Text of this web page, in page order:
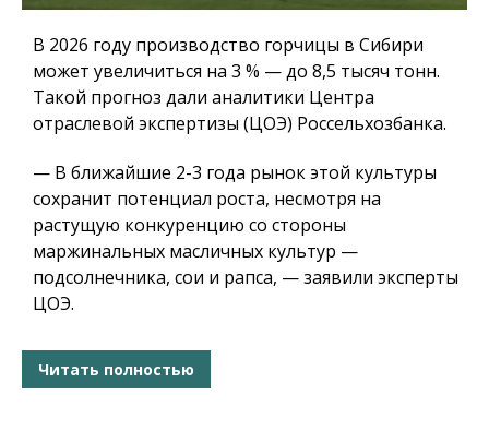
В 2026 году производство горчицы в Сибири
может увеличиться на 3 % — до 8,5 тысяч тонн.
Такой прогноз дали аналитики Центра
отраслевой экспертизы (ЦОЭ) Россельхозбанка.
— В ближайшие 2-3 года рынок этой культуры
сохранит потенциал роста, несмотря на
растущую конкуренцию со стороны
маржинальных масличных культур —
подсолнечника, сои и рапса, — заявили эксперты
ЦОЭ.
Читать полностью